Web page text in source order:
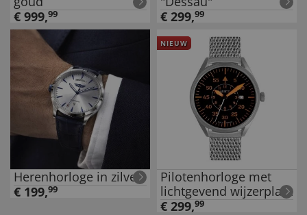
€ 999,99
€ 299,99
Herenhorloge in zilver
€ 199,99
NIEUW
Pilotenhorloge met
lichtgevend wijzerplaat
€ 299,99